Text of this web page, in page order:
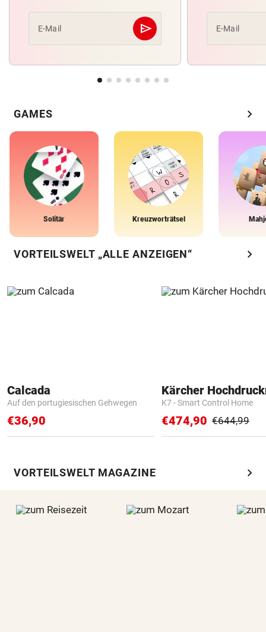
E-Mail send
Abschicken E-Mail
GAMES chevron_right
Solitär Kreuzworträtsel
VORTEILSWELT „ALLE ANZEIGEN“ chevron_right
Calcada
Auf den portugiesischen Gehwegen
€36,90
Kärcher
K7 - Smart Control Home
€474,90 €644,99
VORTEILSWELT MAGAZINE chevron_right